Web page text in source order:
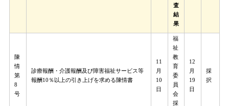
査
結
果
陳
情
第
8
号
診療報酬・介護報酬及び障害福祉サービス等
報酬10％以上の引き上げを求める陳情書
11
月
10
日​
福
祉
教
育
委
員
会
採
12
月
19
日
採
択